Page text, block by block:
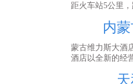
距火车站5公里
内
蒙古维力斯大酒
酒店以全新的经